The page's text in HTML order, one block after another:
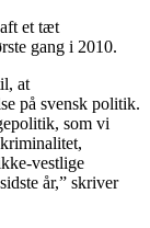
et tæt
gang i 2010.
at
på svensk politik.
som vi
vestlige
år,” skriver